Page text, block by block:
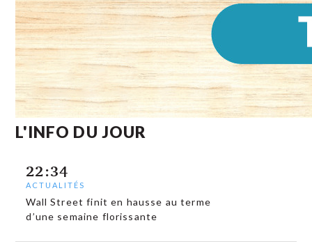
L'INFO DU JOUR
22:34
ACTUALITÉS
Wall Street finit en hausse au terme
d’une semaine florissante